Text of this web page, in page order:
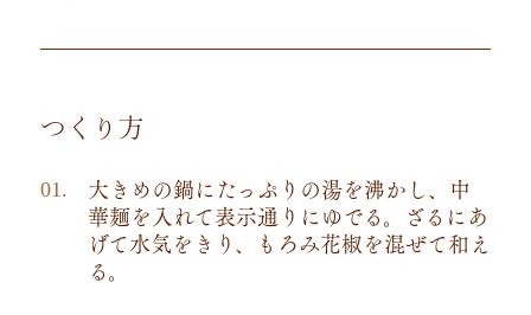
つくり方
大きめの鍋にたっぷりの湯を沸かし、中
華麺を入れて表示通りにゆでる。ざるにあ
げて水気をきり、もろみ花椒を混ぜて和え
る。